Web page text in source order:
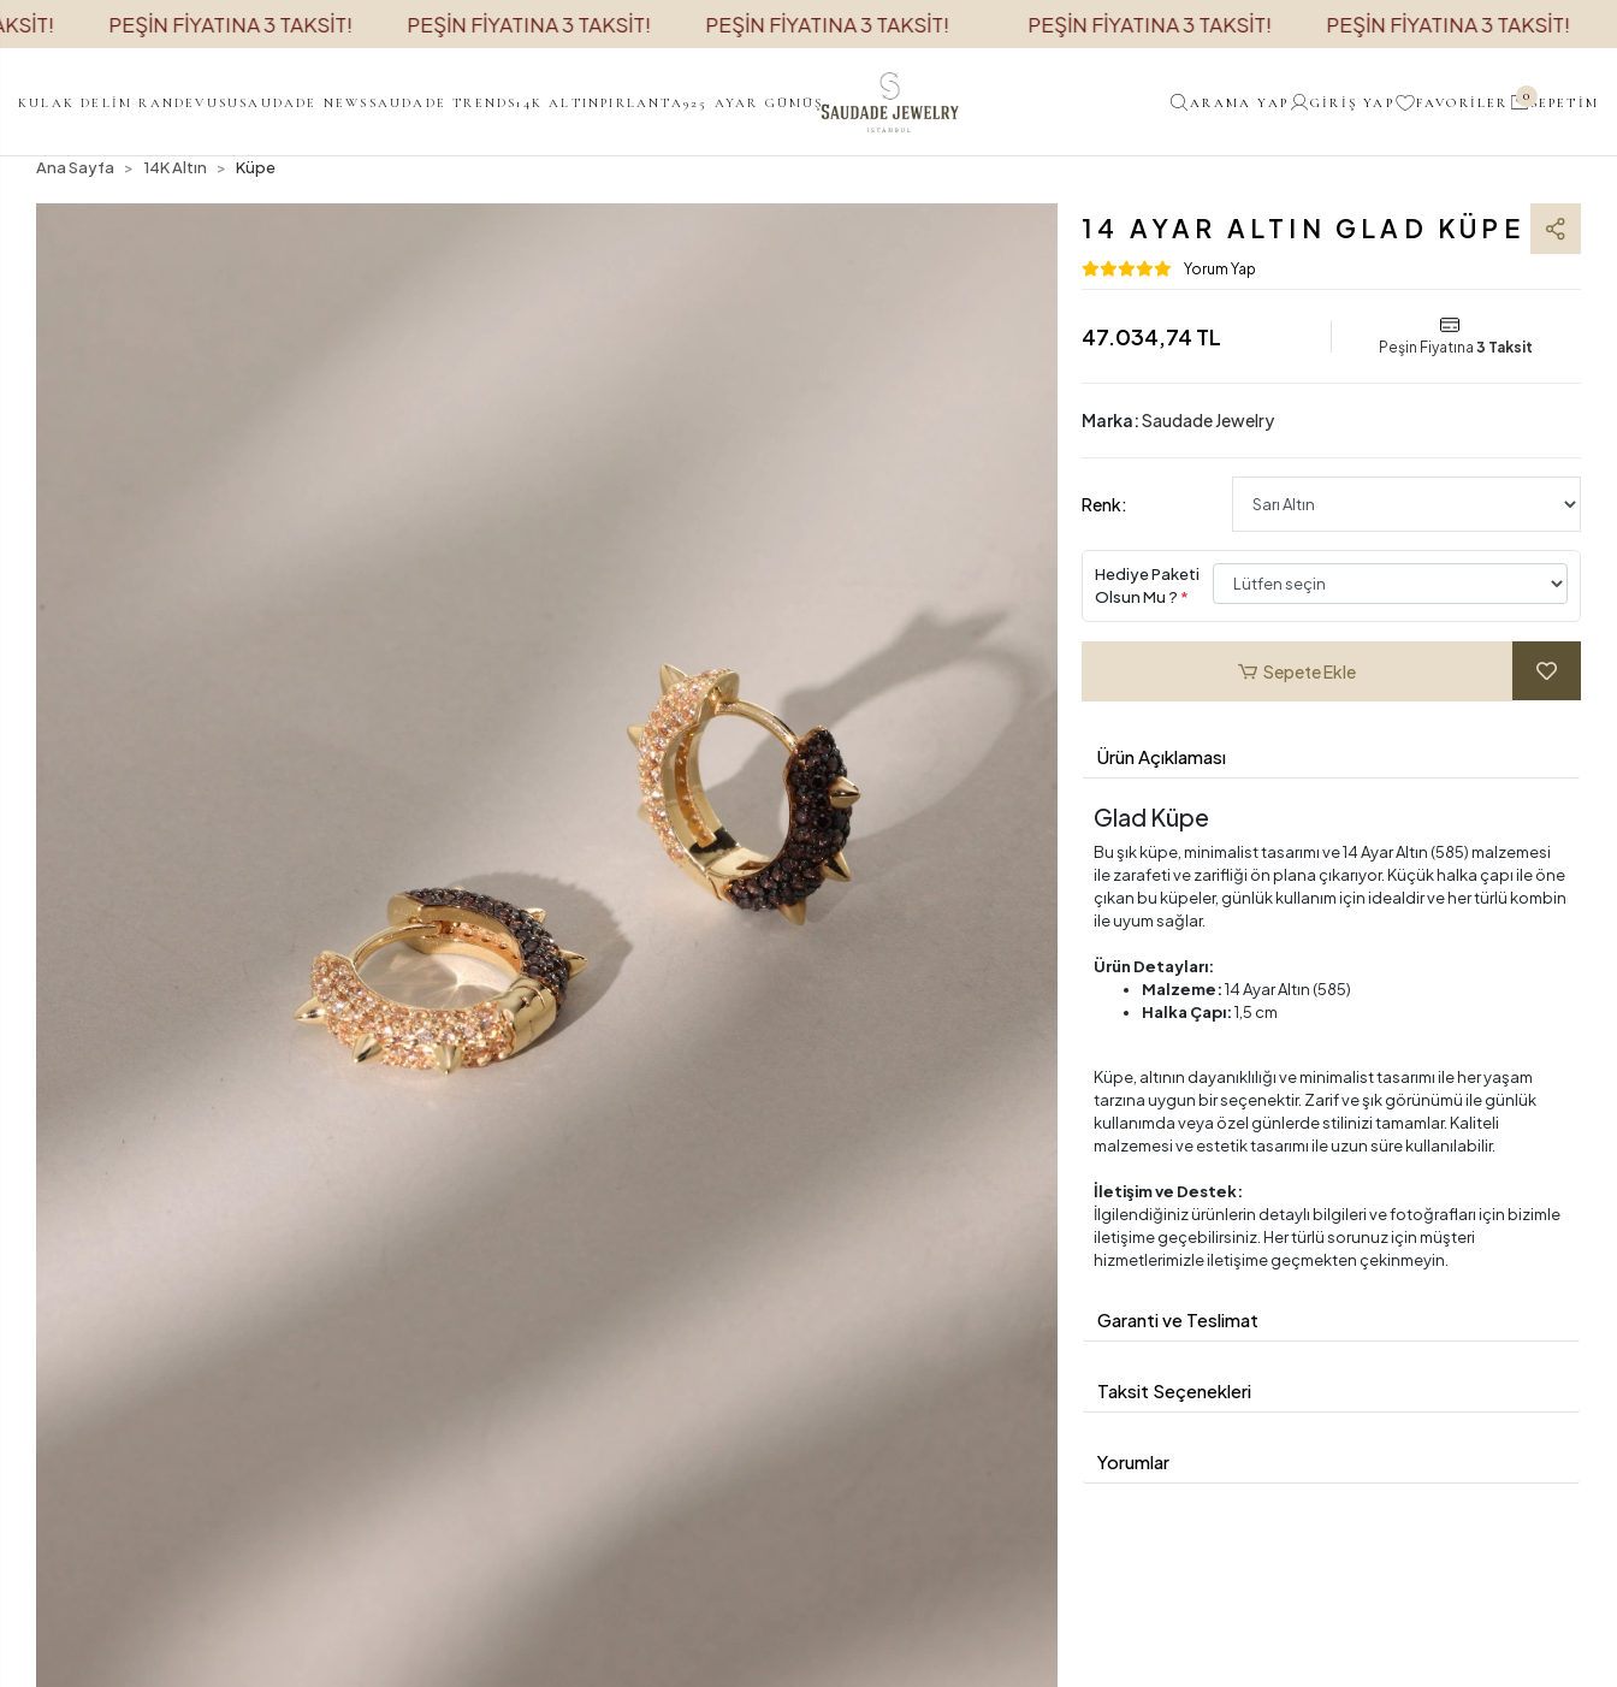
PEŞİN FİYATINA 3 TAKSİT! PEŞİN FİYATINA 3 TAKSİT! PEŞİN FİYATINA 3 TAKSİT! PEŞİN FİYATINA 3 TAKSİT! PEŞİN FİYATINA 3 TAKSİT!
KULAK DELİM RANDEVUSUSAUDADE NEWS SAUDADE TRENDS14K ALTINPIRLANTA 925 AYAR GÜMÜŞ ARAMA YAP GIRIŞ YAP FAVORILER 0 SEPETIM
Ana Sayfa 14K Altın Küpe
14 AYAR ALTIN GLAD KÜPE
Yorum Yap
47.034,74 TL Peşin Fiyatına3 Taksit
Marka:Saudade Jewelry
Renk:
Hediye Paketi
Olsun Mu ? *
Sepete Ekle
Ürün Açıklaması
Glad Küpe
Bu şık küpe, minimalist tasarımı ve 14 Ayar Altın (585) malzemesi
ile zarafeti ve zarifliği ön plana çıkarıyor. Küçük halka çapı ile öne
çıkan bu küpeler, günlük kullanım için idealdir ve her türlü kombin
ile uyum sağlar.
Ürün Detayları:
Malzeme:14 Ayar Altın (585)
Halka Çapı:1,5 cm
Küpe, altının dayanıklılığı ve minimalist tasarımı ile her yaşam
tarzına uygun bir seçenektir. Zarif ve şık görünümü ile günlük
kullanımda veya özel günlerde stilinizi tamamlar. Kaliteli
malzemesi ve estetik tasarımı ile uzun süre kullanılabilir.
İletişim ve Destek:
İlgilendiğiniz ürünlerin detaylı bilgileri ve fotoğrafları için bizimle
iletişime geçebilirsiniz. Her türlü sorunuz için müşteri
hizmetlerimizle iletişime geçmekten çekinmeyin.
Garanti ve Teslimat
Taksit Seçenekleri
Yorumlar